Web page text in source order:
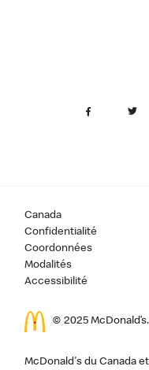
Canada
Confidentialité
Coordonnées
Modalités
Accessibilité
© 2025
McDonald's du Canada